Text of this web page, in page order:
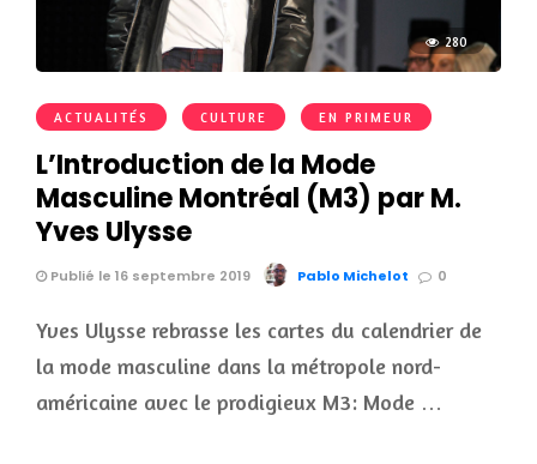
280
ACTUALITÉS CULTURE EN PRIMEUR
L’Introduction de la Mode
Masculine Montréal (M3) par M.
Yves Ulysse
Publié le 16 septembre 2019 Pablo Michelot 0
Yves Ulysse rebrasse les cartes du calendrier de
la mode masculine dans la métropole nord-
américaine avec le prodigieux M3: Mode …